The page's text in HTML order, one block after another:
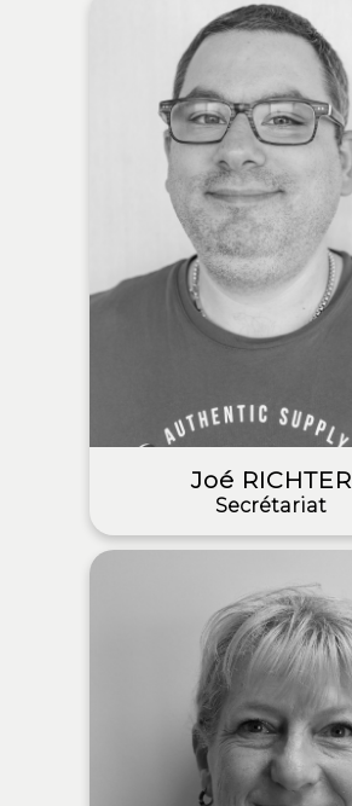
Joé RICHTER
Secrétariat